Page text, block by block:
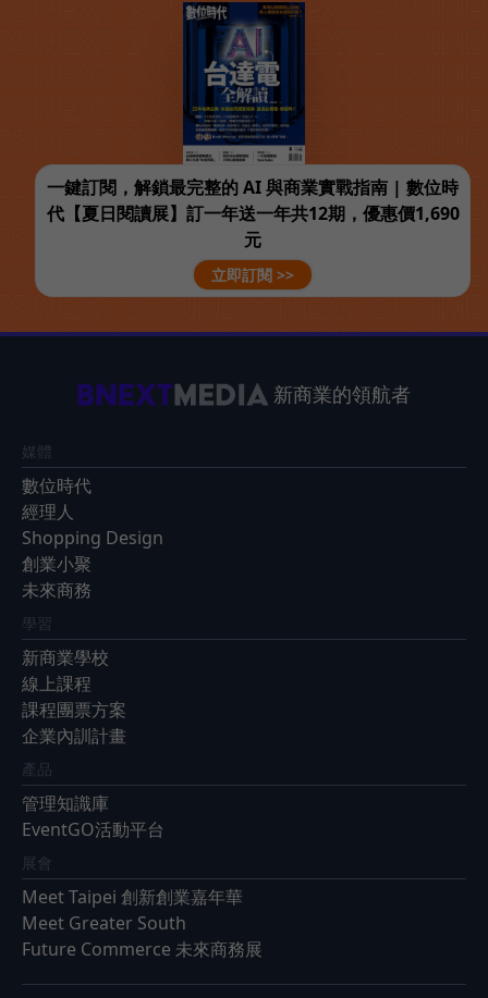
一鍵訂閱，解鎖最完整的 AI 與商業實戰指南 | 數位時
代【夏日閱讀展】訂一年送一年共12期，優惠價1,690
元
立即訂閱 >>
新商業的領航者
媒體
數位時代
經理人
Shopping Design
創業小聚
未來商務
學習
新商業學校
線上課程
課程團票方案
企業內訓計畫
產品
管理知識庫
EventGO活動平台
展會
Meet Taipei 創新創業嘉年華
Meet Greater South
Future Commerce 未來商務展